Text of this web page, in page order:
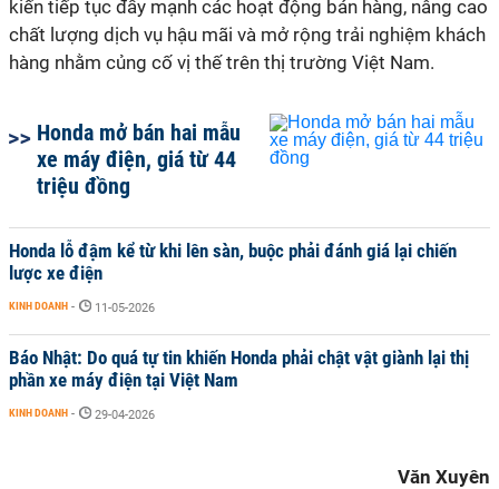
kiến tiếp tục đẩy mạnh các hoạt động bán hàng, nâng cao
chất lượng dịch vụ hậu mãi và mở rộng trải nghiệm khách
hàng nhằm củng cố vị thế trên thị trường Việt Nam.
Honda mở bán hai mẫu
xe máy điện, giá từ 44
triệu đồng
Honda lỗ đậm kể từ khi lên sàn, buộc phải đánh giá lại chiến
lược xe điện
KINH DOANH - 11-05-2026
Báo Nhật: Do quá tự tin khiến Honda phải chật vật giành lại thị
phần xe máy điện tại Việt Nam
KINH DOANH - 29-04-2026
Văn Xuyên